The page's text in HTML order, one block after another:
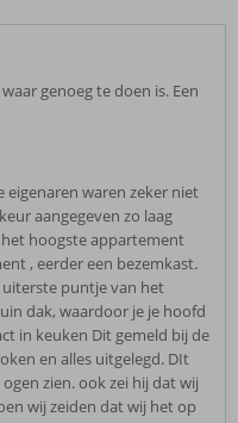
genoeg te doen is. Een
eigenaren waren zeker niet
aangegeven zo laag
hoogste appartement
, eerder een bezemkast.
uiterste puntje van het
dak, waardoor je je hoofd
in keuken Dit gemeld bij de
en alles uitgelegd. DIt
zien. ook zei hij dat wij
wij zeiden dat wij het op